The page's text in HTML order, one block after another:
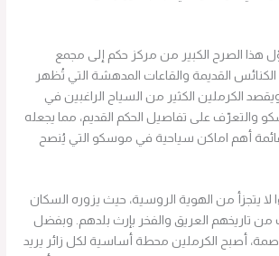
هذا الصرح الكبير من مركز حكم إلى مجمع
القديمة والقاعات المدهشة التي تُظهر
الكرملين الكثير من السياح الراغبين في
والتعرّف على تفاصيل الحكم القديم، مما يجعله
أهم اماكن سياحية في موسكو التي يُنصح
لا يتجزأ من الهوية الروسية، حيث يزوره السكان
من تاريخهم العريق والفخر بإرث بلدهم. وبفضل
أصبح الكرملين محطة أساسية لكل زائر يريد